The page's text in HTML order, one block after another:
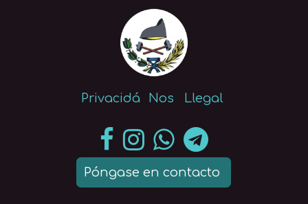
Privacidá Nos Llegal
Póngase en contacto